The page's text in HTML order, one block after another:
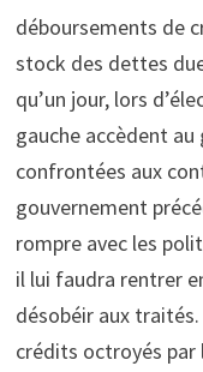
déboursements de
stock des dettes
qu’un jour, lors
gauche accèdent
confrontées aux
gouvernement
rompre avec les
il lui faudra rentrer
désobéir aux
crédits octroyés par